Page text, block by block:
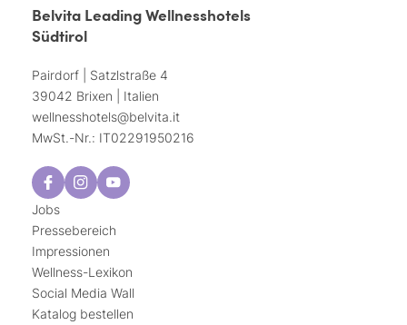
Belvita Leading Wellnesshotels
Südtirol
Pairdorf | Satzlstraße 4
39042 Brixen | Italien
wellnesshotels@belvita.it
MwSt.-Nr.: IT02291950216
Jobs
Pressebereich
Impressionen
Wellness-Lexikon
Social Media Wall
Katalog bestellen